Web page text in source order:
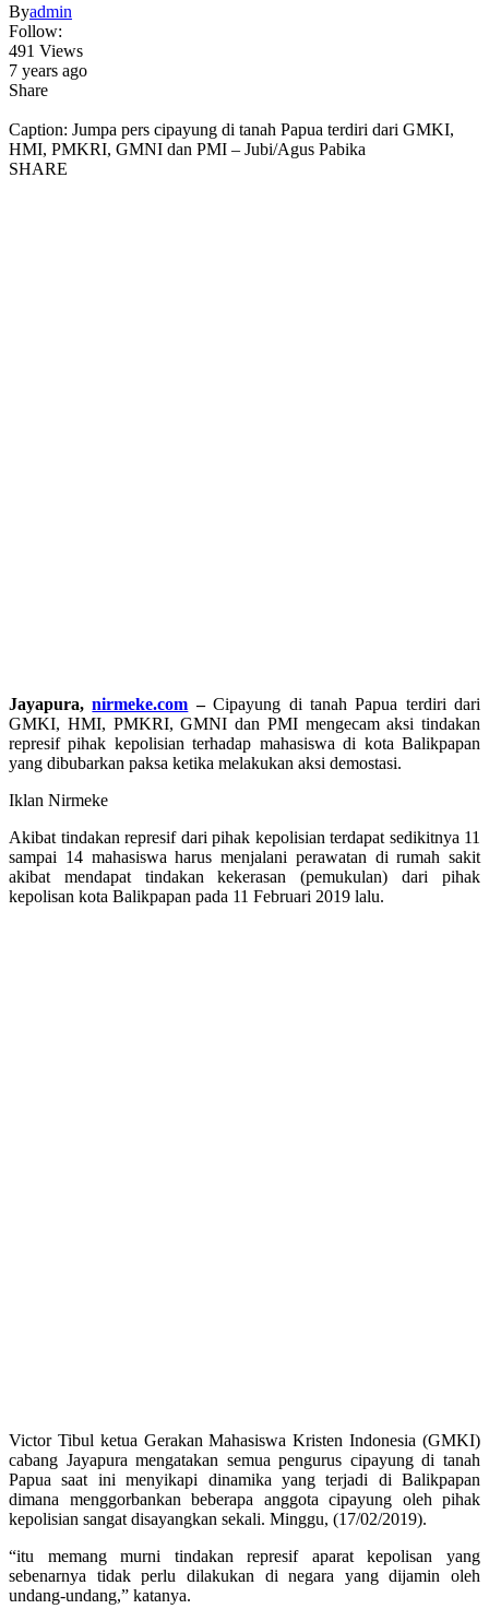
Byadmin
Follow:
491 Views
7 years ago
Share
Caption: Jumpa pers cipayung di tanah Papua terdiri dari GMKI,
HMI, PMKRI, GMNI dan PMI – Jubi/Agus Pabika
SHARE
Jayapura,nirmeke.com –Cipayung di tanah Papua terdiri dari
GMKI, HMI, PMKRI, GMNI dan PMI mengecam aksi tindakan
represif pihak kepolisian terhadap mahasiswa di kota Balikpapan
yang dibubarkan paksa ketika melakukan aksi demostasi.
Iklan Nirmeke
Akibat tindakan represif dari pihak kepolisian terdapat sedikitnya 11
sampai 14 mahasiswa harus menjalani perawatan di rumah sakit
akibat mendapat tindakan kekerasan (pemukulan) dari pihak
kepolisan kota Balikpapan pada 11 Februari 2019 lalu.
Victor Tibul ketua Gerakan Mahasiswa Kristen Indonesia (GMKI)
cabang Jayapura mengatakan semua pengurus cipayung di tanah
Papua saat ini menyikapi dinamika yang terjadi di Balikpapan
dimana menggorbankan beberapa anggota cipayung oleh pihak
kepolisian sangat disayangkan sekali. Minggu, (17/02/2019).
“itu memang murni tindakan represif aparat kepolisan yang
sebenarnya tidak perlu dilakukan di negara yang dijamin oleh
undang-undang,” katanya.